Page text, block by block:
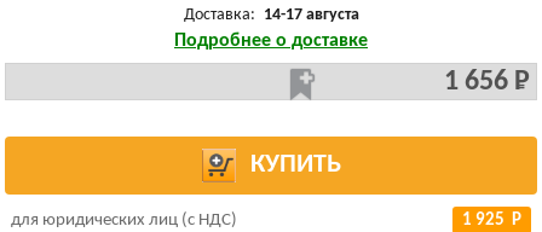
Доставка: 14-17 августа
Подробнее о доставке
1 656 Р
КУПИТЬ
для юридических лиц (с НДС) 1 925 Р